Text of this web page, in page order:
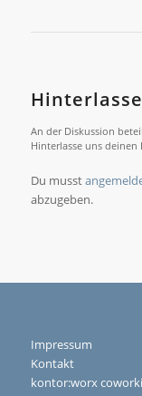
An der Diskussion
Hinterlasse uns deinen
Du musst
abzugeben.
Impressum
Kontakt
kontor:worx